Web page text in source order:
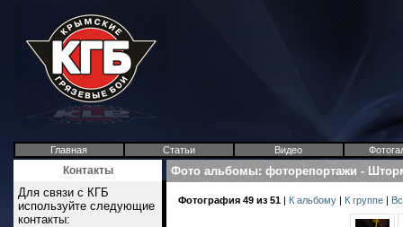
Главная Статьи Видео
Контакты
Для связи с КГБ
используйте следующие
контакты:
Фото альбомы: фоторепортажи -
Фотография 49 из 51 | К альбому | К группе |